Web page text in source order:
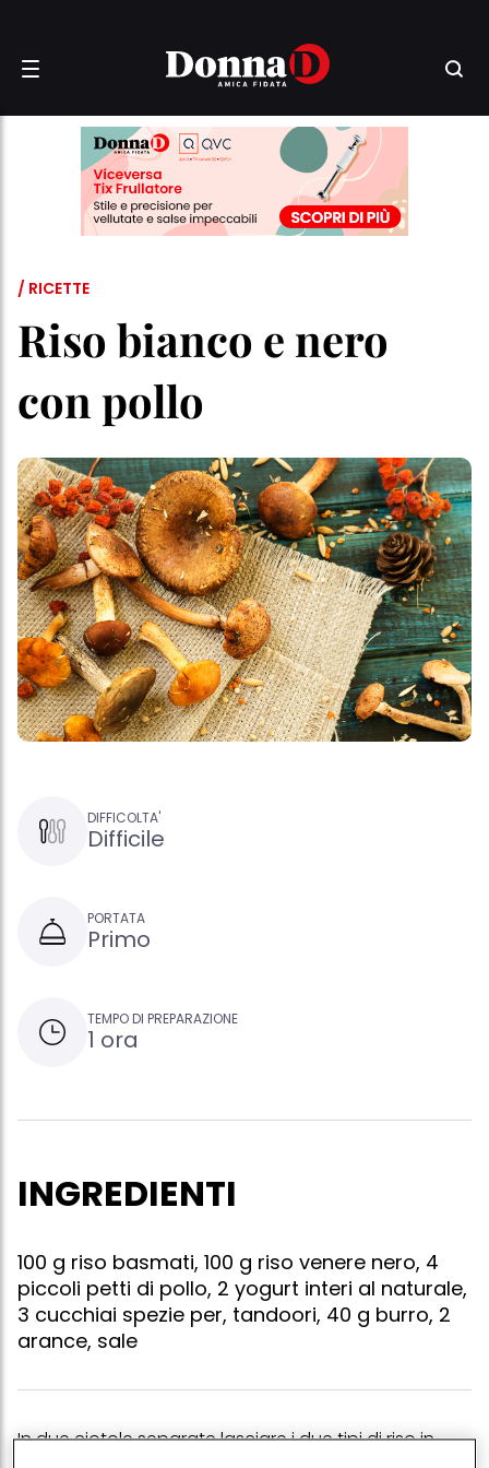
/ RICETTE
Riso bianco e nero
con pollo
DIFFICOLTA'
Difficile
PORTATA
Primo
TEMPO DI PREPARAZIONE
1 ora
INGREDIENTI
100 g riso basmati, 100 g riso venere nero, 4
piccoli petti di pollo, 2 yogurt interi al naturale,
3 cucchiai spezie per, tandoori, 40 g burro, 2
arance, sale
In due ciotole separate lasciare i due tipi di riso in